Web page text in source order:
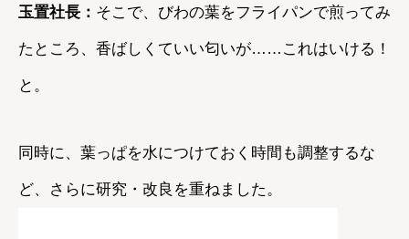
玉置社長： そこで、びわの葉をフライパンで煎ってみ
たところ、香ばしくていい匂いが……これはいける！
と。
同時に、葉っぱを水につけておく時間も調整するな
ど、さらに研究・改良を重ねました。